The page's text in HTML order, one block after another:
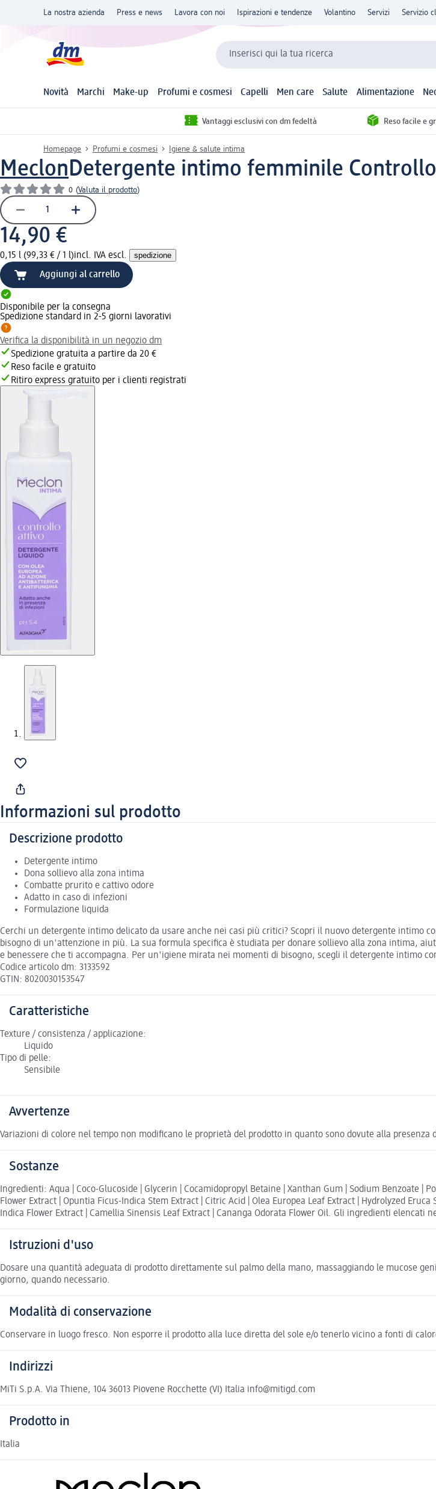
La nostra azienda Press e news Lavora con noi Ispirazioni e tendenze Volantino Servizi Servizio
Inserisci qui la tua ricerca
Novità Marchi Make-up Profumi e cosmesi Capelli Men care Salute Alimentazione
Vantaggi esclusivi con dm fedeltà Reso facile e
Homepage Profumi e cosmesi Igiene & salute intima
MeclonDetergente intimo femminile
0 (Valuta il prodotto)
14,90 €
0,15 l (99,33 € / 1 l)incl. IVA escl. spedizione
Aggiungi al carrello
Disponibile per la consegna
Spedizione standard in 2-5 giorni lavorativi
Verifica la disponibilità in un negozio dm
Spedizione gratuita a partire da 20 €
Reso facile e gratuito
Ritiro express gratuito per i clienti registrati
Informazioni sul prodotto
Descrizione prodotto
Detergente intimo
Dona sollievo alla zona intima
Combatte prurito e cattivo odore
Adatto in caso di infezioni
Formulazione liquida
Cerchi un detergente intimo delicato da usare anche nei casi più critici? Scopri il nuovo detergente intimo
bisogno di un'attenzione in più. La sua formula specifica è studiata per donare sollievo alla zona intima,
e benessere che ti accompagna. Per un'igiene mirata nei momenti di bisogno, scegli il detergente intimo
Codice articolo dm: 3133592
GTIN: 8020030153547
Caratteristiche
Texture / consistenza / applicazione:
Liquido
Tipo di pelle:
Sensibile
Avvertenze
Variazioni di colore nel tempo non modificano le proprietà del prodotto in quanto sono dovute alla presenza
Sostanze
Ingredienti: Aqua | Coco-Glucoside | Glycerin | Cocamidopropyl Betaine | Xanthan Gum | Sodium Benzoate |
Flower Extract | Opuntia Ficus-Indica Stem Extract | Citric Acid | Olea Europea Leaf Extract | Hydrolyzed
Indica Flower Extract | Camellia Sinensis Leaf Extract | Cananga Odorata Flower Oil. Gli ingredienti
Istruzioni d'uso
Dosare una quantità adeguata di prodotto direttamente sul palmo della mano, massaggiando le mucose
giorno, quando necessario.
Modalità di conservazione
Conservare in luogo fresco. Non esporre il prodotto alla luce diretta del sole e/o tenerlo vicino a fonti di
Indirizzi
MiTi S.p.A. Via Thiene, 104 36013 Piovene Rocchette (VI) Italia info@mitigd.com
Prodotto in
Italia